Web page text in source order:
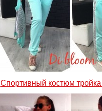
Спортивный костюм тройка